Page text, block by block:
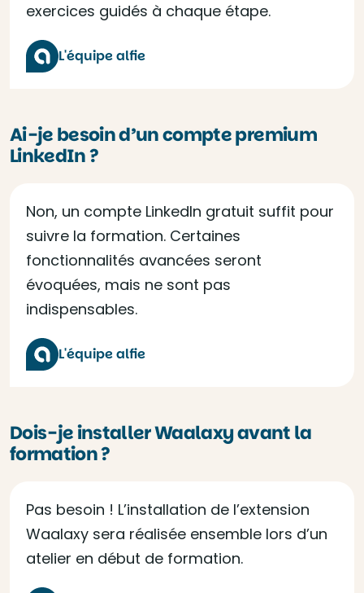
exercices guidés à chaque étape.
L'équipe alfie
Ai-je besoin d’un compte premium
LinkedIn ?
Non, un compte LinkedIn gratuit suffit pour
suivre la formation. Certaines
fonctionnalités avancées seront
évoquées, mais ne sont pas
indispensables.
L'équipe alfie
Dois-je installer Waalaxy avant la
formation ?
Pas besoin ! L’installation de l’extension
Waalaxy sera réalisée ensemble lors d’un
atelier en début de formation.